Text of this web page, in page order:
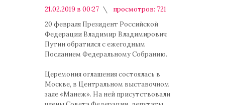
21.02.2019 в 00:27
просмотров: 721
20 февраля Президент Российской
Федерации Владимир Владимирович
Путин обратился с ежегодным
Посланием Федеральному Собранию.
Церемония оглашения состоялась в
Москве, в Центральном выставочном
зале «Манеж». На ней присутствовали